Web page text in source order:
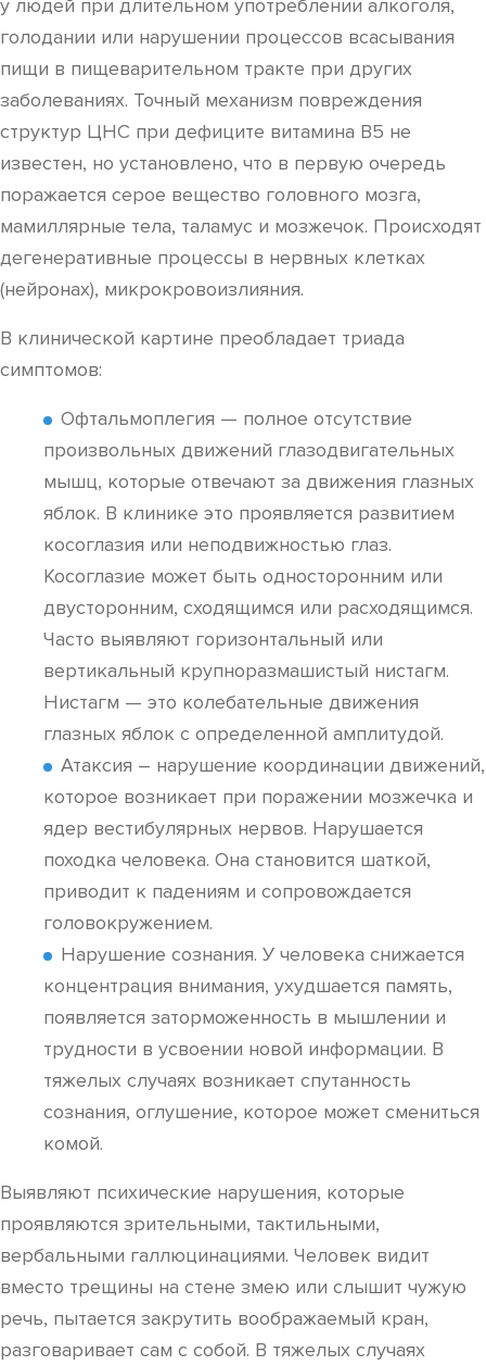
у людей при длительном употреблении алкоголя,
голодании или нарушении процессов всасывания
пищи в пищеварительном тракте при других
заболеваниях. Точный механизм повреждения
структур ЦНС при дефиците витамина В5 не
известен, но установлено, что в первую очередь
поражается серое вещество головного мозга,
мамиллярные тела, таламус и мозжечок. Происходят
дегенеративные процессы в нервных клетках
(нейронах), микрокровоизлияния.
В клинической картине преобладает триада
симптомов:
Офтальмоплегия — полное отсутствие
произвольных движений глазодвигательных
мышц, которые отвечают за движения глазных
яблок. В клинике это проявляется развитием
косоглазия или неподвижностью глаз.
Косоглазие может быть односторонним или
двусторонним, сходящимся или расходящимся.
Часто выявляют горизонтальный или
вертикальный крупноразмашистый нистагм.
Нистагм — это колебательные движения
глазных яблок с определенной амплитудой.
Атаксия – нарушение координации движений,
которое возникает при поражении мозжечка и
ядер вестибулярных нервов. Нарушается
походка человека. Она становится шаткой,
приводит к падениям и сопровождается
головокружением.
Нарушение сознания. У человека снижается
концентрация внимания, ухудшается память,
появляется заторможенность в мышлении и
трудности в усвоении новой информации. В
тяжелых случаях возникает спутанность
сознания, оглушение, которое может смениться
комой.
Выявляют психические нарушения, которые
проявляются зрительными, тактильными,
вербальными галлюцинациями. Человек видит
вместо трещины на стене змею или слышит чужую
речь, пытается закрутить воображаемый кран,
разговаривает сам с собой. В тяжелых случаях